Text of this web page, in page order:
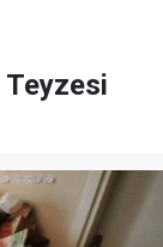
Teyzesi